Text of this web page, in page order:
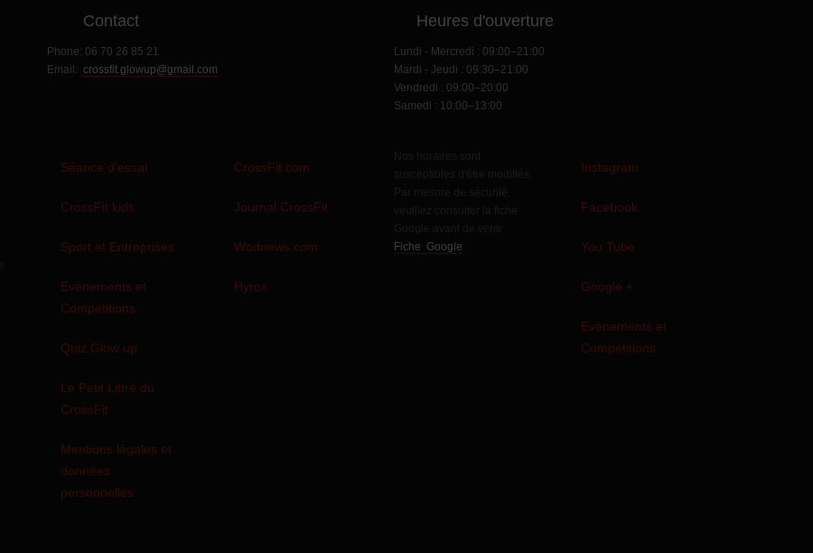
Contact
Phone: 06 70 26 85 21
Email: crossfit.glowup@gmail.com
Heures d'ouverture
Lundi - Mercredi : 09:00–21:00
Mardi - Jeudi : 09:30–21:00
Vendredi : 09:00–20:00
Samedi : 10:00–13:00
Séance d'essai
CrossFit kids
Sport et Entreprises
Evènements et
Compétitions
Quiz Glow up
Le Petit Littré du
CrossFit
Mentions légales et
données
personnelles
CrossFit.com
Journal CrossFit
Wodnews.com
Hyrox
Fiche Google
Instagram
Facebook
You Tube
Google +
Evènements et
Compétitions